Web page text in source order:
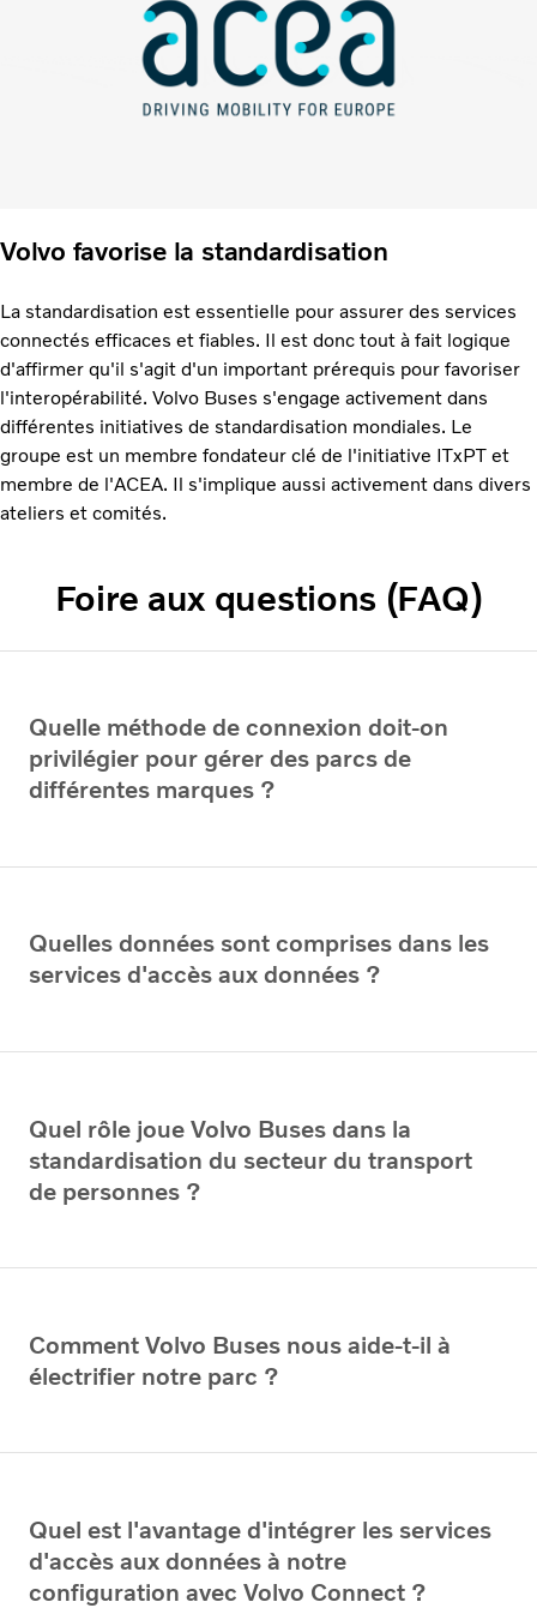
Volvo favorise la standardisation
La standardisation est essentielle pour assurer des services
connectés efficaces et fiables. Il est donc tout à fait logique
d'affirmer qu'il s'agit d'un important prérequis pour favoriser
l'interopérabilité. Volvo Buses s'engage activement dans
différentes initiatives de standardisation mondiales. Le
groupe est un membre fondateur clé de l'initiative ITxPT et
membre de l'ACEA. Il s'implique aussi activement dans divers
ateliers et comités.
Foire aux questions (FAQ)
Quelle méthode de connexion doit-on
privilégier pour gérer des parcs de
différentes marques ?
Quelles données sont comprises dans les
services d'accès aux données ?
Quel rôle joue Volvo Buses dans la
standardisation du secteur du transport
de personnes ?
Comment Volvo Buses nous aide-t-il à
électrifier notre parc ?
Quel est l'avantage d'intégrer les services
d'accès aux données à notre
configuration avec Volvo Connect ?